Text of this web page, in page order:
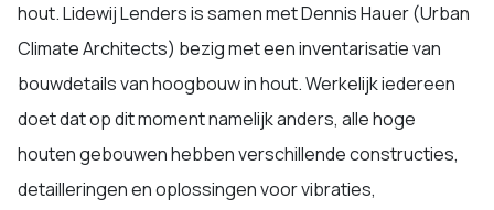
hout. Lidewij Lenders is samen met Dennis Hauer (Urban
Climate Architects) bezig met een inventarisatie van
bouwdetails van hoogbouw in hout. Werkelijk iedereen
doet dat op dit moment namelijk anders, alle hoge
houten gebouwen hebben verschillende constructies,
detailleringen en oplossingen voor vibraties,